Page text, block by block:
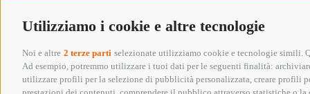
Utilizziamo i cookie e altre tecnologie
Noi e altre 2 terze parti selezionate utilizziamo cookie e tecnologie simili.
Ad esempio, potremmo utilizzare i tuoi dati per le seguenti finalità:
utilizzare profili per la selezione di pubblicità personalizzata, creare profili
(PRATO)
Tel. +39
Whatsapp
P.IVA